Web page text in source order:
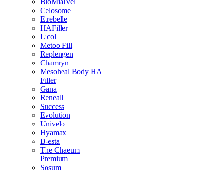
BioMialVel
Celosome
Etrebelle
HAFiller
Licol
Metoo Fill
Replengen
Chamryn
Mesoheal Body HA
Filler
Gana
Reneall
Success
Evolution
Univelo
Hyamax
B-esta
The Chaeum
Premium
Sosum